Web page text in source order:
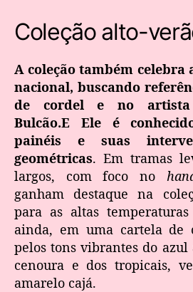
Coleção alto-
A coleção também
nacional, buscando
de cordel e no artista
Bulcão.E Ele é
painéis e suas
geométricas. Em tramas
largos, com foco no
ganham destaque na
para as altas
ainda, em uma cartela de
pelos tons vibrantes do
cenoura e dos tropicais,
amarelo cajá.